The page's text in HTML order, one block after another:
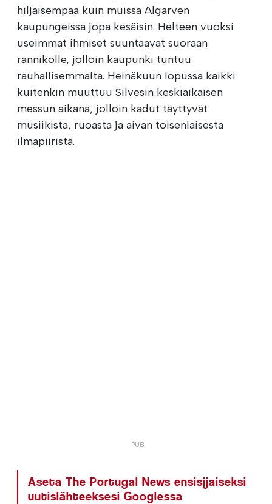
hiljaisempaa kuin muissa Algarven
kaupungeissa jopa kesäisin. Helteen vuoksi
useimmat ihmiset suuntaavat suoraan
rannikolle, jolloin kaupunki tuntuu
rauhallisemmalta. Heinäkuun lopussa kaikki
kuitenkin muuttuu Silvesin keskiaikaisen
messun aikana, jolloin kadut täyttyvät
musiikista, ruoasta ja aivan toisenlaisesta
ilmapiiristä.
Aseta The Portugal News ensisijaiseksi
uutislähteeksesi Googlessa